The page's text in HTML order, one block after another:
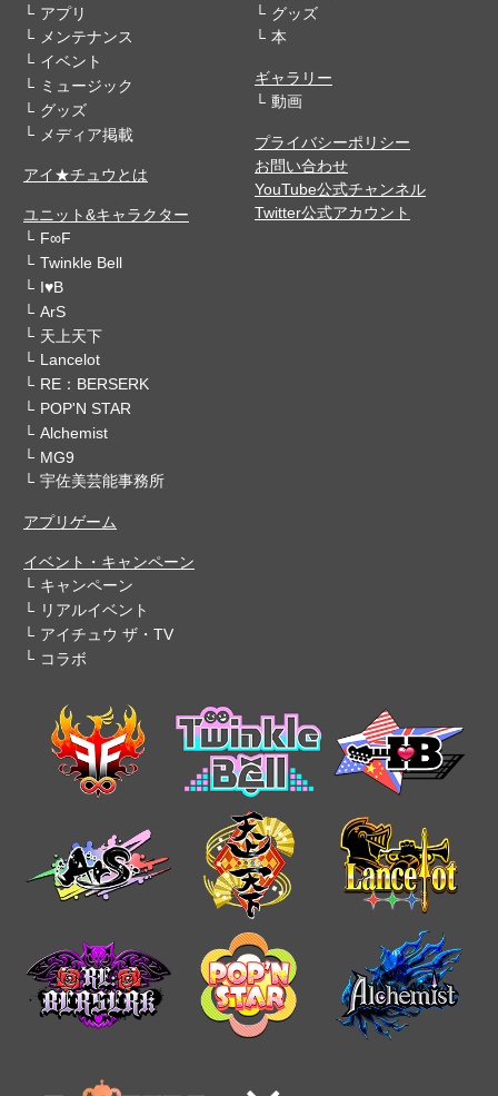
アプリ
メンテナンス
イベント
ミュージック
グッズ
メディア掲載
アイ★チュウとは
ユニット&キャラクター
F∞F
Twinkle Bell
I♥B
ArS
天上天下
Lancelot
RE：BERSERK
POP'N STAR
Alchemist
MG9
宇佐美芸能事務所
アプリゲーム
イベント・キャンペーン
キャンペーン
リアルイベント
アイチュウ ザ・TV
コラボ
グッズ
本
ギャラリー
動画
プライバシーポリシー
お問い合わせ
YouTube公式チャンネル
Twitter公式アカウント